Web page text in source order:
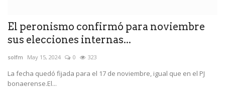
El peronismo confirmó para noviembre
sus elecciones internas...
solfm May 15, 2024 0 323
La fecha quedó fijada para el 17 de noviembre, igual que en el PJ
bonaerense.El...